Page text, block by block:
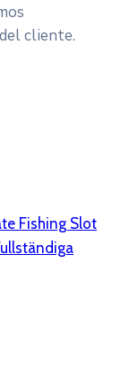
cliente.
Fishing Slot